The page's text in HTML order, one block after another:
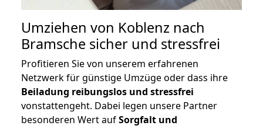
Umziehen von Koblenz nach
Bramsche sicher und stressfrei
Profitieren Sie von unserem erfahrenen
Netzwerk für günstige Umzüge oder dass ihre
Beiladung reibungslos und stressfrei
vonstattengeht. Dabei legen unsere Partner
besonderen Wert aufSorgfalt und